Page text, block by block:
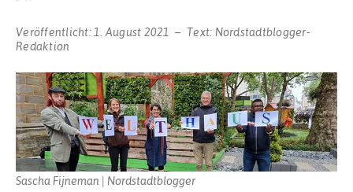
Veröffentlicht: 1. August 2021 Text: Nordstadtblogger-
Redaktion
Sascha Fijneman | Nordstadtblogger